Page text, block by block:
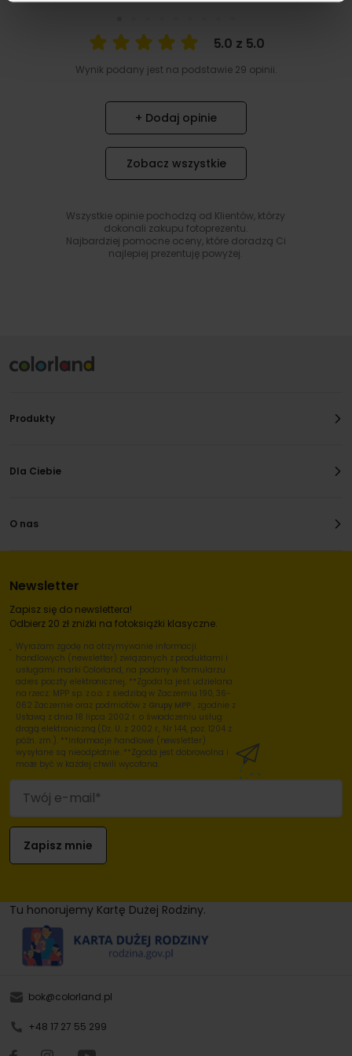
5.0 z 5.0
Wynik podany jest na podstawie 29 opinii.
+ Dodaj opinie
Zobacz wszystkie
Wszystkie opinie pochodzą od Klientów, którzy
dokonali zakupu fotoprezentu.
Najbardziej pomocne oceny, które doradzą Ci
najlepiej prezentuję powyżej.
Produkty
Dla Ciebie
O nas
Newsletter
Zapisz się do newslettera!
Odbierz 20 zł zniżki na fotoksiążki klasyczne.
Wyrażam zgodę na otrzymywanie informacji
handlowych (newsletter) związanych z produktami i
usługami marki Colorland, na podany w formularzu
adres poczty elektronicznej. **Zgoda ta jest udzielana
na rzecz: MPP sp. z o.o. z siedzibą w Zaczerniu 190, 36-
062 Zaczernie oraz podmiotów z Grupy MPP , zgodnie z
Ustawą z dnia 18 lipca 2002 r. o świadczeniu usług
drogą elektroniczną (Dz. U. z 2002 r., Nr 144, poz. 1204 z
późn. zm.). **Informacje handlowe (newsletter)
wysyłane są nieodpłatnie. **Zgoda jest dobrowolna i
może być w każdej chwili wycofana.
Tu honorujemy Kartę Dużej Rodziny.
bok@colorland.pl
+48 17 27 55 299